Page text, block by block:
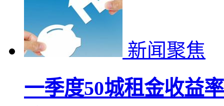
新闻聚焦
一季度50城租金收益